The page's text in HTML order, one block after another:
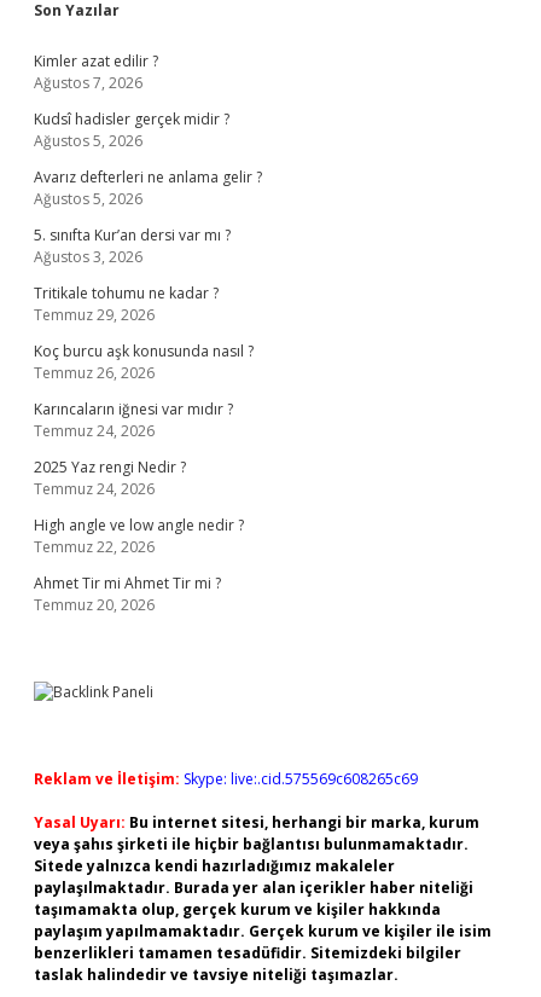
Sidebar
Son Yazılar
Kimler azat edilir ?
Ağustos 7, 2026
Kudsî hadisler gerçek midir ?
Ağustos 5, 2026
Avarız defterleri ne anlama gelir ?
Ağustos 5, 2026
5. sınıfta Kur’an dersi var mı ?
Ağustos 3, 2026
Tritikale tohumu ne kadar ?
Temmuz 29, 2026
Koç burcu aşk konusunda nasıl ?
Temmuz 26, 2026
Karıncaların iğnesi var mıdır ?
Temmuz 24, 2026
2025 Yaz rengi Nedir ?
Temmuz 24, 2026
High angle ve low angle nedir ?
Temmuz 22, 2026
Ahmet Tir mi Ahmet Tir mi ?
Temmuz 20, 2026
Reklam ve İletişim: Skype: live:.cid.575569c608265c69
Yasal Uyarı: Bu internet sitesi, herhangi bir marka, kurum
veya şahıs şirketi ile hiçbir bağlantısı bulunmamaktadır.
Sitede yalnızca kendi hazırladığımız makaleler
paylaşılmaktadır. Burada yer alan içerikler haber niteliği
taşımamakta olup, gerçek kurum ve kişiler hakkında
paylaşım yapılmamaktadır. Gerçek kurum ve kişiler ile isim
benzerlikleri tamamen tesadüfidir. Sitemizdeki bilgiler
taslak halindedir ve tavsiye niteliği taşımazlar.